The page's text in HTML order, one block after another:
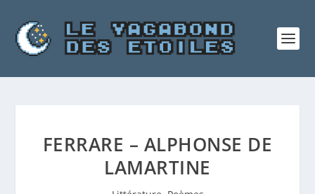
FERRARE – ALPHONSE DE
LAMARTINE